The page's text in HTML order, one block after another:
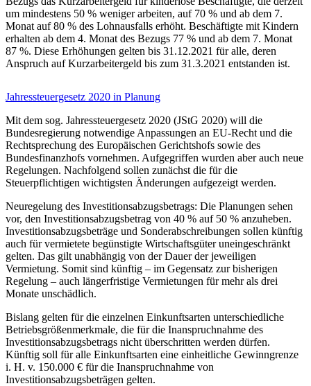
um mindestens 50 % weniger arbeiten, auf 70 % und ab dem 7.
Monat auf 80 % des Lohnausfalls erhöht. Beschäftigte mit Kindern
erhalten ab dem 4. Monat des Bezugs 77 % und ab dem 7. Monat
87 %. Diese Erhöhungen gelten bis 31.12.2021 für alle, deren
Anspruch auf Kurzarbeitergeld bis zum 31.3.2021 entstanden ist.
Jahressteuergesetz 2020 in Planung
Mit dem sog. Jahressteuergesetz 2020 (JStG 2020) will die
Bundesregierung notwendige Anpassungen an EU-Recht und die
Rechtsprechung des Europäischen Gerichtshofs sowie des
Bundesfinanzhofs vornehmen. Aufgegriffen wurden aber auch neue
Regelungen. Nachfolgend sollen zunächst die für die
Steuerpflichtigen wichtigsten Änderungen aufgezeigt werden.
Neuregelung des Investitionsabzugsbetrags: Die Planungen sehen
vor, den Investitionsabzugsbetrag von 40 % auf 50 % anzuheben.
Investitionsabzugsbeträge und Sonderabschreibungen sollen künftig
auch für vermietete begünstigte Wirtschaftsgüter uneingeschränkt
gelten. Das gilt unabhängig von der Dauer der jeweiligen
Vermietung. Somit sind künftig – im Gegensatz zur bisherigen
Regelung – auch längerfristige Vermietungen für mehr als drei
Monate unschädlich.
Bislang gelten für die einzelnen Einkunftsarten unterschiedliche
Betriebsgrößenmerkmale, die für die Inanspruchnahme des
Investitionsabzugsbetrags nicht überschritten werden dürfen.
Künftig soll für alle Einkunftsarten eine einheitliche Gewinngrenze
i. H. v. 150.000 € für die Inanspruchnahme von
Investitionsabzugsbeträgen gelten.